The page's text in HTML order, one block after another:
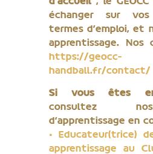
échanger sur
termes d’emploi, et
apprentissage. Nos
https://geocc-
handball.fr/contact/
Si vous êtes
consultez
d’apprentissage en
⦁ Educateur(trice)
apprentissage au